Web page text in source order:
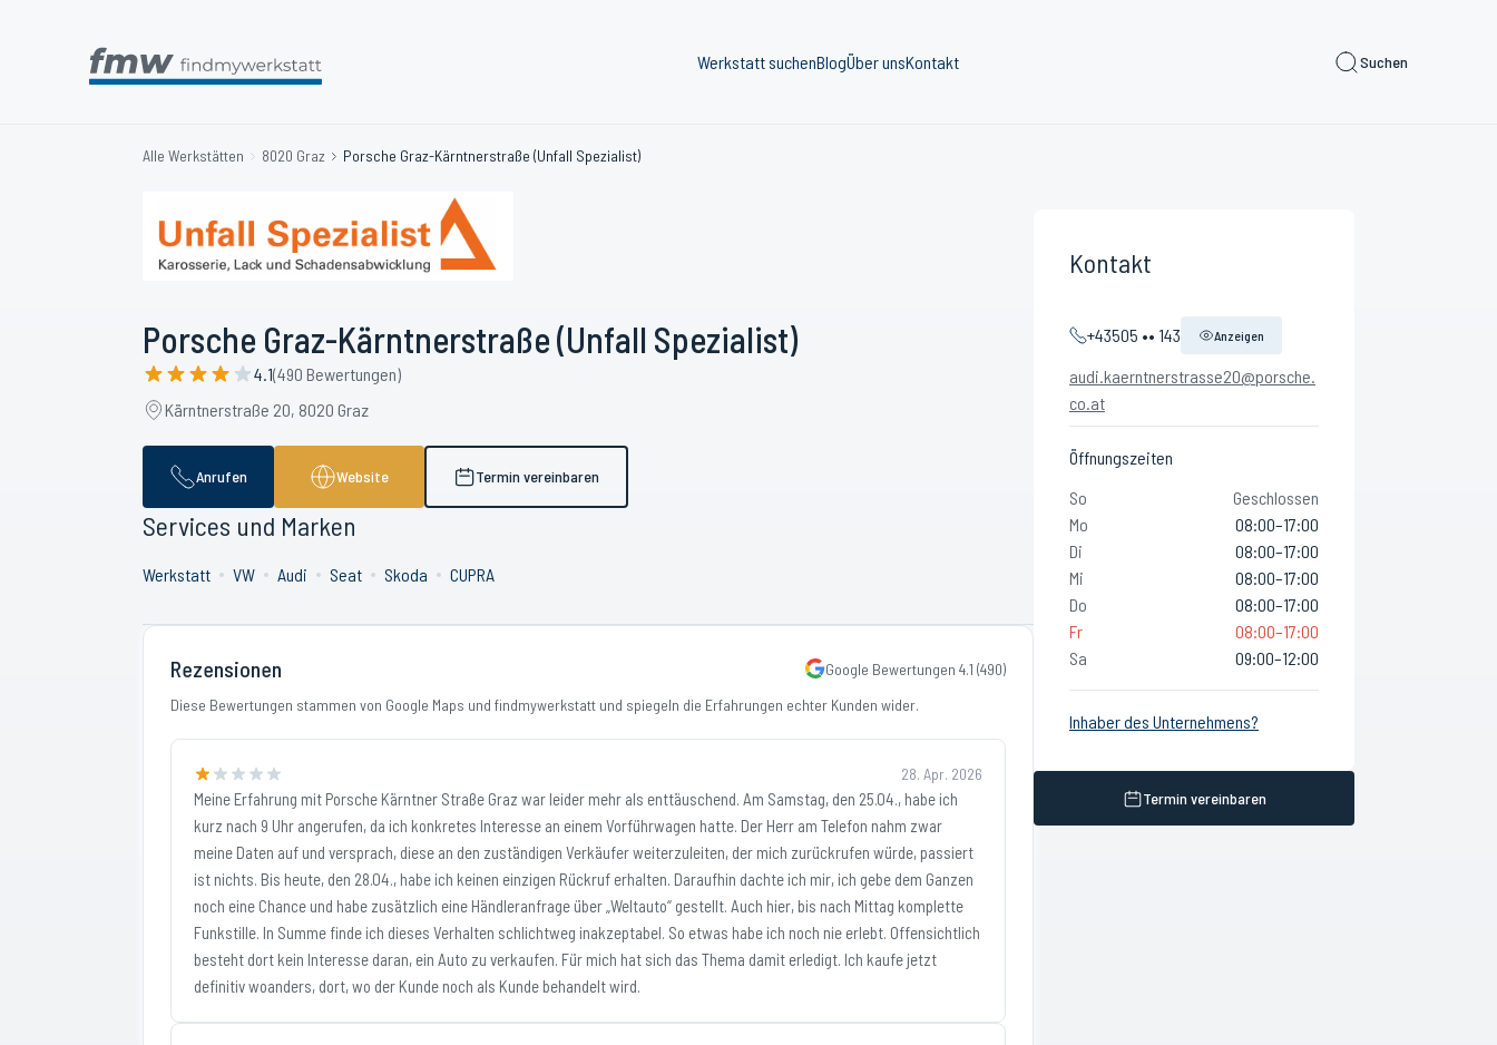
Werkstatt suchenBlogÜber unsKontakt Suchen
Alle Werkstätten 8020 Graz Porsche Graz-Kärntnerstraße (Unfall Spezialist)
Porsche Graz-Kärntnerstraße (Unfall Spezialist)
4.1(490 Bewertungen)
Kärntnerstraße 20, 8020 Graz
Anrufen Website Termin vereinbaren
Services und Marken
Werkstatt VW Audi Seat Skoda CUPRA
Rezensionen Google Bewertungen 4.1 (490)
Diese Bewertungen stammen von Google Maps und findmywerkstatt und spiegeln die Erfahrungen echter Kunden wider.
28. Apr. 2026
Meine Erfahrung mit Porsche Kärntner Straße Graz war leider mehr als enttäuschend. Am Samstag, den 25.04., habe ich
kurz nach 9 Uhr angerufen, da ich konkretes Interesse an einem Vorführwagen hatte. Der Herr am Telefon nahm zwar
meine Daten auf und versprach, diese an den zuständigen Verkäufer weiterzuleiten, der mich zurückrufen würde, passiert
ist nichts. Bis heute, den 28.04., habe ich keinen einzigen Rückruf erhalten. Daraufhin dachte ich mir, ich gebe dem Ganzen
noch eine Chance und habe zusätzlich eine Händleranfrage über „Weltauto“ gestellt. Auch hier, bis nach Mittag komplette
Funkstille. In Summe finde ich dieses Verhalten schlichtweg inakzeptabel. So etwas habe ich noch nie erlebt. Offensichtlich
besteht dort kein Interesse daran, ein Auto zu verkaufen. Für mich hat sich das Thema damit erledigt. Ich kaufe jetzt
definitiv woanders, dort, wo der Kunde noch als Kunde behandelt wird.
Kontakt
+43505 •• 143 Anzeigen
audi.kaerntnerstrasse20@porsche.
co.at
Öffnungszeiten
So
Geschlossen
Mo
08:00–17:00
Di
08:00–17:00
Mi
08:00–17:00
Do
08:00–17:00
Fr
08:00–17:00
Sa
09:00–12:00
Inhaber des Unternehmens?
Termin vereinbaren